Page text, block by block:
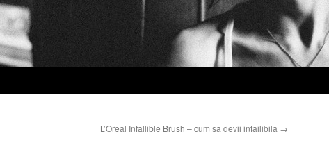
L’Oreal Infallible Brush – cum sa devii infailibila →